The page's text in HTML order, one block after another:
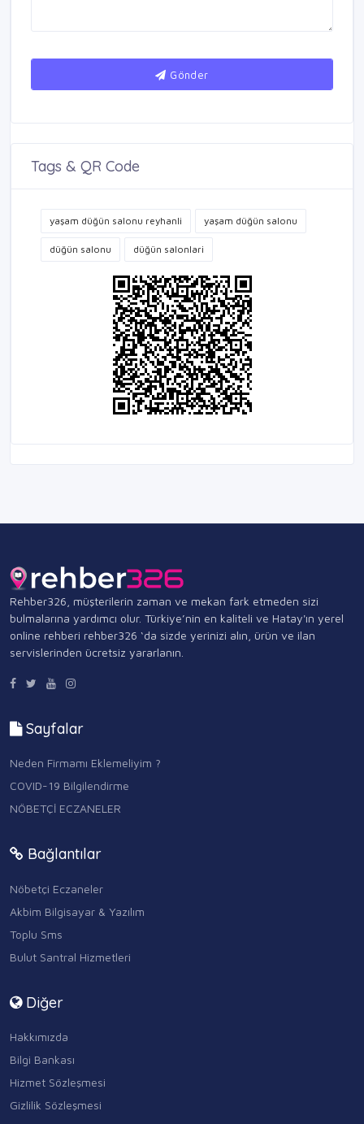
Gönder
Tags & QR Code
yaşam düğün salonu reyhanli yaşam düğün salonu
düğün salonu düğün salonlari
Rehber326, müşterilerin zaman ve mekan fark etmeden sizi
bulmalarına yardımcı olur. Türkiye’nin en kaliteli ve Hatay'ın yerel
online rehberi rehber326 ‘da sizde yerinizi alın, ürün ve ilan
servislerinden ücretsiz yararlanın.
Sayfalar
Neden Firmamı Eklemeliyim ?
COVID-19 Bilgilendirme
NÖBETÇİ ECZANELER
Bağlantılar
Nöbetçi Eczaneler
Akbim Bilgisayar & Yazılım
Toplu Sms
Bulut Santral Hizmetleri
Diğer
Hakkımızda
Bilgi Bankası
Hizmet Sözleşmesi
Gizlilik Sözleşmesi